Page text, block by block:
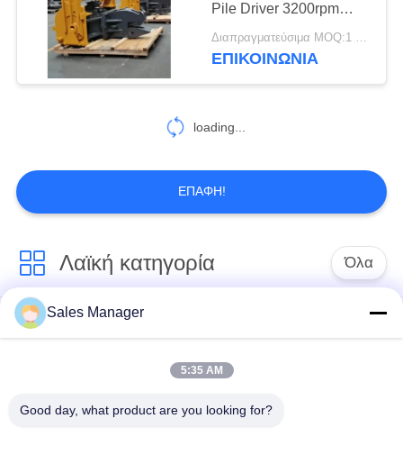
Οδηγός σωρός
54
Μηχανικός
βραχίονας
5
Pile Driver 3200rpm
Δονήσεις και υψηλής
ταχύτητας
Διαπραγματεύσιμα MOQ:1 σύνολο
ΕΠΙΚΟΙΝΩΝΙΑ
loading...
ΕΠΑΦΉ!
Λαϊκή κατηγορία Όλα
υδραυλικών
πασσάλων
συναρμολογημένα
σωρό πρόγραμμα
Sales Manager
5:35 AM
Good day, what product are you looking for?